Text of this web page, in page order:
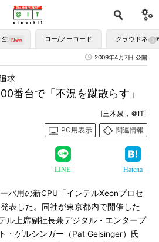
生かす ロー/ノーコード クラウドネイ
2009年4月7日 公開
番台で「不況を蹴散らす」
求
[三木泉，＠IT]
PC用表示
関連情報
LINE Hatena
バ用の新CPU「インテルXeonプロセ
表した。同社が東京都内で開催した
ル上席副社長兼デジタル・エンタープ
・ゲルシンガー（Pat Gelsinger）氏